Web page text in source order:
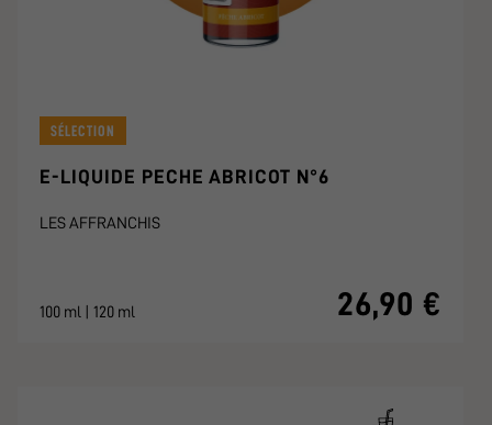
SÉLECTION
E-LIQUIDE PECHE ABRICOT N°6
LES AFFRANCHIS
100 ml | 120 ml 26,90 €